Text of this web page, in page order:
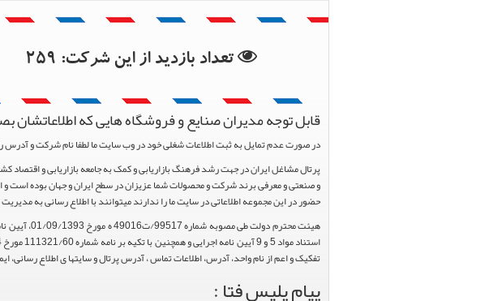
بانک اطلاعات استان تهران
بانک اطلاعات شهرستان رباط کریم
تعداد بازدید از این شرکت: 259
قابل توجه مدیران صنایع و فروشگاه هایی که
در صورت عدم تمایل به ثبت اطلاعات شغلی خود در وب سایت ما لطفا نام شرکت و آدرس
و صنعتی و معرفی برند شرکت و محصولات شما عزیزان در سطح ایران و جهان بوده است
حضور در این مجموعه اطلاعاتی در سایت ما را ندارند میتوانند با اطلاع رسانی به
تفکیک و اعم از نام واحد، آدرس، اطلاعات تماس ، آدرس پرتال و سایتها ی اطلاع
پیام پلیس فتا :